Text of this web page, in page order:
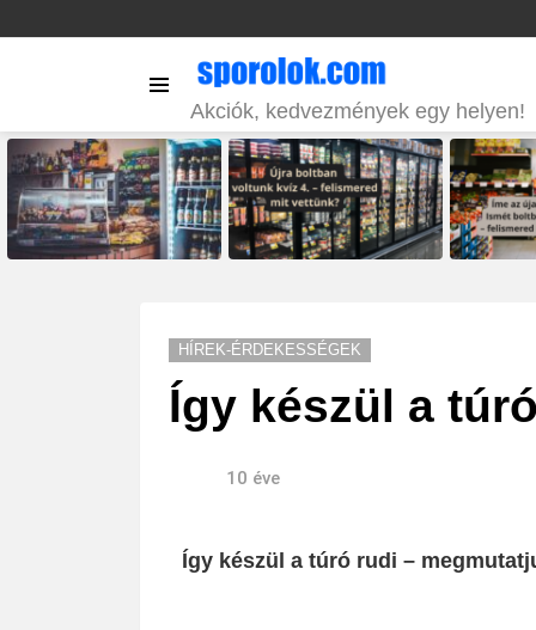
Akciók, kedvezmények egy helyen!
STORIES
HÍREK-ÉRDEKESSÉGEK
Így készül a
10 éve
Így készül a túró rudi –